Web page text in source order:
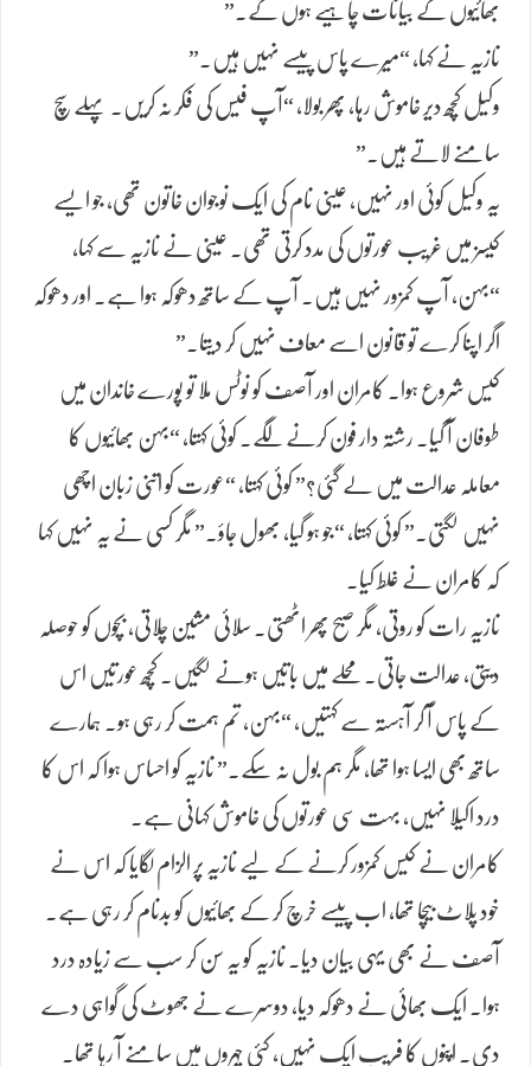
بھائیوں کے بیانات چاہیے ہوں گے۔”
نازیہ نے کہا، “میرے پاس پیسے نہیں ہیں۔”
وکیل کچھ دیر خاموش رہا، پھر بولا، “آپ فیس کی فکر نہ کریں۔ پہلے سچ
سامنے لاتے ہیں۔”
یہ وکیل کوئی اور نہیں، عینی نام کی ایک نوجوان خاتون تھی، جو ایسے
کیسز میں غریب عورتوں کی مدد کرتی تھی۔ عینی نے نازیہ سے کہا،
“بہن، آپ کمزور نہیں ہیں۔ آپ کے ساتھ دھوکہ ہوا ہے۔ اور دھوکہ
اگر اپنا کرے تو قانون اسے معاف نہیں کر دیتا۔”
کیس شروع ہوا۔ کامران اور آصف کو نوٹس ملا تو پورے خاندان میں
طوفان آ گیا۔ رشتہ دار فون کرنے لگے۔ کوئی کہتا، “بہن بھائیوں کا
معاملہ عدالت میں لے گئی؟” کوئی کہتا، “عورت کو اتنی زبان اچھی
نہیں لگتی۔” کوئی کہتا، “جو ہو گیا، بھول جاؤ۔” مگر کسی نے یہ نہیں کہا
کہ کامران نے غلط کیا۔
نازیہ رات کو روتی، مگر صبح پھر اٹھتی۔ سلائی مشین چلاتی، بچوں کو حوصلہ
دیتی، عدالت جاتی۔ محلے میں باتیں ہونے لگیں۔ کچھ عورتیں اس
کے پاس آ کر آہستہ سے کہتیں، “بہن، تم ہمت کر رہی ہو۔ ہمارے
ساتھ بھی ایسا ہوا تھا، مگر ہم بول نہ سکے۔” نازیہ کو احساس ہوا کہ اس کا
درد اکیلا نہیں، بہت سی عورتوں کی خاموش کہانی ہے۔
کامران نے کیس کمزور کرنے کے لیے نازیہ پر الزام لگایا کہ اس نے
خود پلاٹ بیچا تھا، اب پیسے خرچ کر کے بھائیوں کو بدنام کر رہی ہے۔
آصف نے بھی یہی بیان دیا۔ نازیہ کو یہ سن کر سب سے زیادہ درد
ہوا۔ ایک بھائی نے دھوکہ دیا، دوسرے نے جھوٹ کی گواہی دے
دی۔ اپنوں کا فریب ایک نہیں، کئی چہروں میں سامنے آ رہا تھا۔